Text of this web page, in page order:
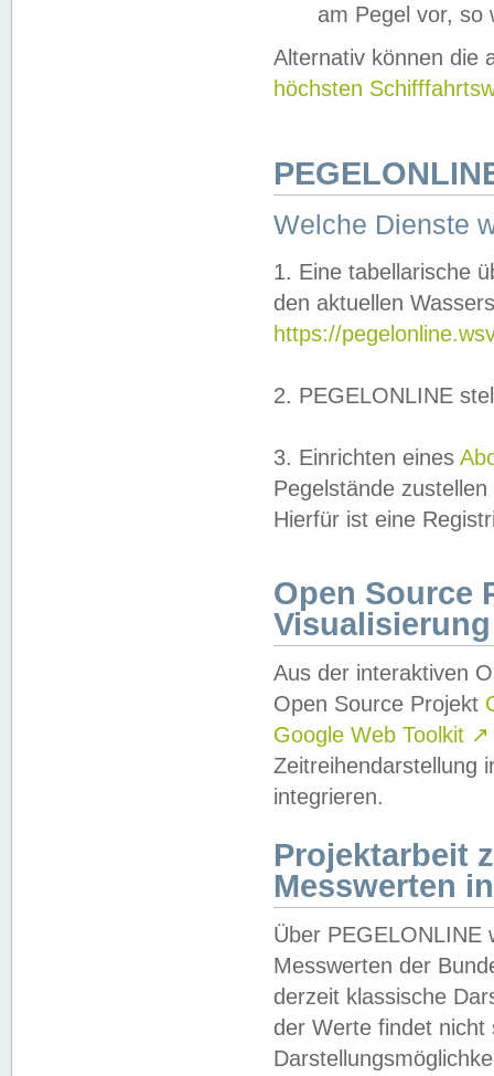
am Pegel vor,
Alternativ können die
höchsten
Welche Dienste
1. Eine tabellarische
den aktuellen
https://
2. PEGELONLINE
3. Einrichten eines
Pegelstände
Hierfür ist eine
Open Source
Visualisierung
Aus der interaktiven
Open Source Projekt
Google Web Toolkit ↗
Zeitreihendarstellung
integrieren.
Projektarbeit
Messwerten
Über PEGELONLINE
Messwerten der
derzeit klassische
der Werte findet